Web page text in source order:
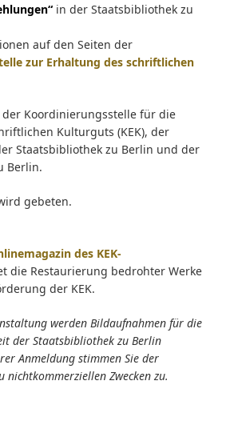
in der Staatsbibliothek zu
auf den Seiten der
zur Erhaltung des schriftlichen
der Koordinierungsstelle für die
Kulturguts (KEK), der
Staatsbibliothek zu Berlin und der
Berlin.
gebeten.
des KEK-
die Restaurierung bedrohter Werke
der KEK.
werden Bildaufnahmen für die
der Staatsbibliothek zu Berlin
Anmeldung stimmen Sie der
nichtkommerziellen Zwecken zu.